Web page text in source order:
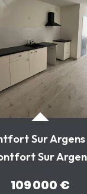
Sur Argens
Sur
109 000 €